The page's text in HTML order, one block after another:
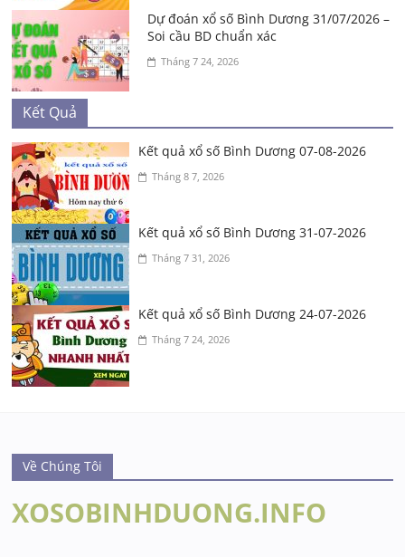
Dự đoán xổ số Bình Dương 31/07/2026 –
Soi cầu BD chuẩn xác
Tháng 7 24, 2026
Kết Quả
Kết quả xổ số Bình Dương 07-08-2026
Tháng 8 7, 2026
Kết quả xổ số Bình Dương 31-07-2026
Tháng 7 31, 2026
Kết quả xổ số Bình Dương 24-07-2026
Tháng 7 24, 2026
Về Chúng Tôi
XOSOBINHDUONG.INFO